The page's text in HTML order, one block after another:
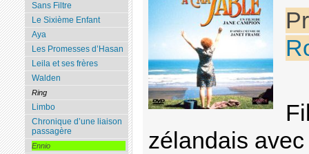
zélandais
Sans Filtre
Le Sixième Enfant
Aya
Les Promesses d’Hasan
Leila et ses frères
Walden
Ring
Limbo
Chronique d’une liaison
passagère
Ennio